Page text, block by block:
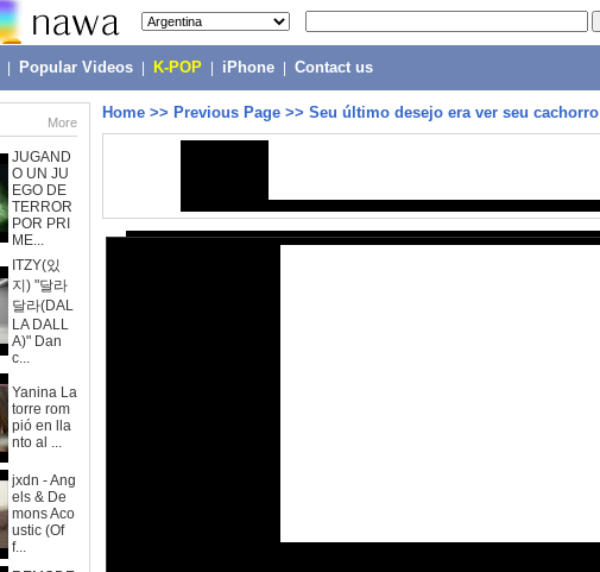
Popular Videos K-POP iPhone Contact us
More
JUGAND
O UN JU
EGO DE
TERROR
POR PRI
ME...
ITZY(있
지) "달라
달라(DAL
LA DALL
A)" Dan
c...
Yanina La
torre rom
pió en lla
nto al ...
jxdn - Ang
els & De
mons Aco
ustic (Of
f...
Home >> Previous Page >> Seu último desejo era ver seu cachorro